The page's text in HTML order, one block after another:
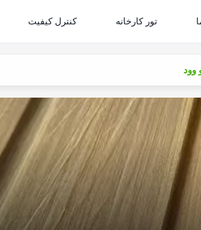
تور کارخانه کنترل کیفیت